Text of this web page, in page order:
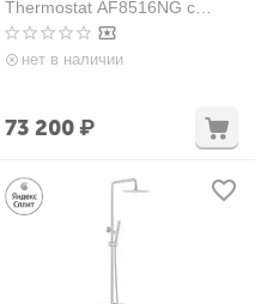
Thermostat AF8516NG с
термостатом и изливом,
никель
нет в наличии
73 200₽